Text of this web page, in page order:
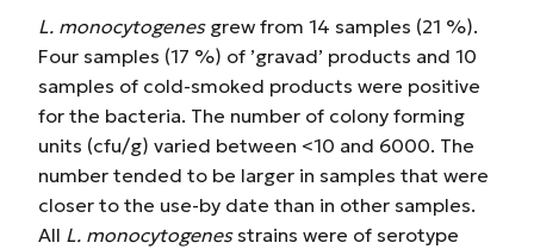
L. monocytogenesgrew from 14 samples (21 %).
Four samples (17 %) of ’gravad’ products and 10
samples of cold-smoked products were positive
for the bacteria. The number of colony forming
units (cfu/g) varied between <10 and 6000. The
number tended to be larger in samples that were
closer to the use-by date than in other samples.
All L. monocytogenesstrains were of serotype